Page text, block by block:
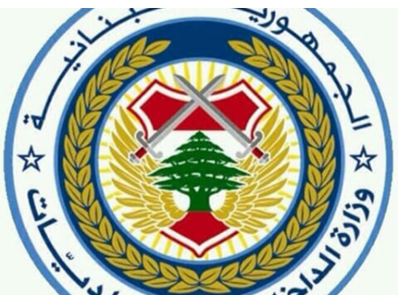
فن
منوعات رياضة
كأس العالم
البرامج
جدول البرامج
شاهد البرامج
الترددات